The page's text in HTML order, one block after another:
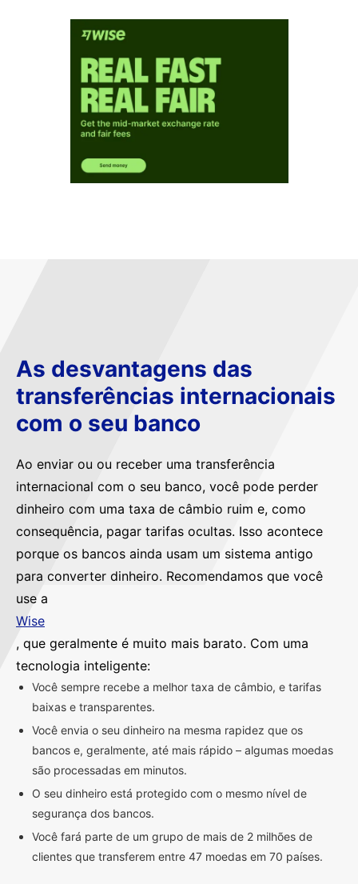
As desvantagens das
transferências internacionais
com o seu banco
Ao enviar ou ou receber uma transferência
internacional com o seu banco, você pode perder
dinheiro com uma taxa de câmbio ruim e, como
consequência, pagar tarifas ocultas. Isso acontece
porque os bancos ainda usam um sistema antigo
para converter dinheiro. Recomendamos que você
use a
Wise
, que geralmente é muito mais barato. Com uma
tecnologia inteligente:
Você sempre recebe a melhor taxa de câmbio, e tarifas
baixas e transparentes.
Você envia o seu dinheiro na mesma rapidez que os
bancos e, geralmente, até mais rápido – algumas moedas
são processadas em minutos.
O seu dinheiro está protegido com o mesmo nível de
segurança dos bancos.
Você fará parte de um grupo de mais de 2 milhões de
clientes que transferem entre 47 moedas em 70 países.